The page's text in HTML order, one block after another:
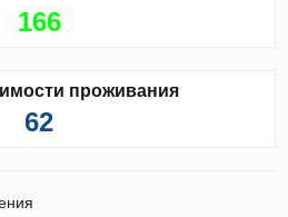
166
проживания
62